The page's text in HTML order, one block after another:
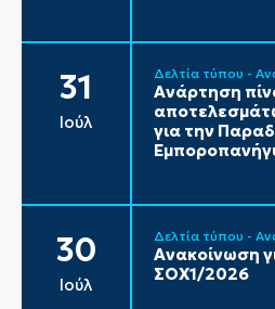
31
Ιούλ
Δελτία τύπου -
Ανάρτηση
για την
30
Ιούλ
Δελτία τύπου -
Ανακοίνωση
ΣΟΧ1/2026